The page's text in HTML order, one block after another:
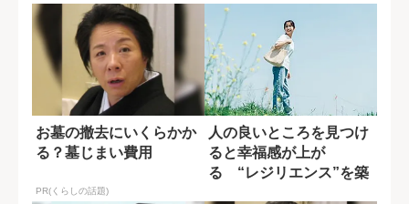
お墓の撤去にいくらかか
る？墓じまい費用
PR(くらしの話題)
人の良いところを見つけ
ると幸福感が上が
る “レジリエンス”を築